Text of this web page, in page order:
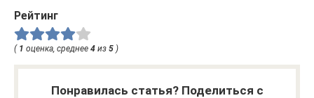
Рейтинг
( 1 оценка, среднее 4 из 5 )
Понравилась статья? Поделиться с